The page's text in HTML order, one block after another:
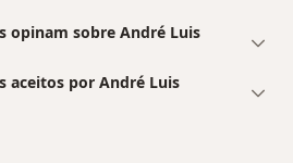
opinam sobre André Luis
aceitos por André Luis